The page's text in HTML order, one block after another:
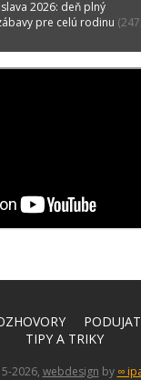
2026: deň plný
pre celú rodinu
TIPY A TRIKY
2026, webdesign by ∞